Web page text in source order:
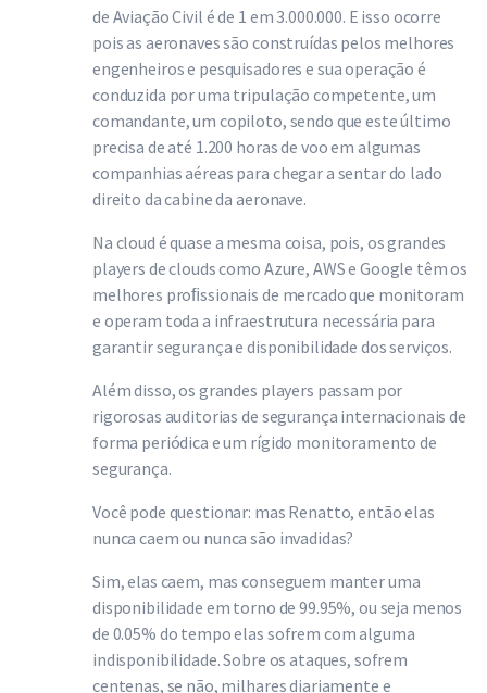
de Aviação Civil é de 1 em 3.000.000. E isso ocorre
pois as aeronaves são construídas pelos melhores
engenheiros e pesquisadores e sua operação é
conduzida por uma tripulação competente, um
comandante, um copiloto, sendo que este último
precisa de até 1.200 horas de voo em algumas
companhias aéreas para chegar a sentar do lado
direito da cabine da aeronave.
Na cloud é quase a mesma coisa, pois, os grandes
players de clouds como Azure, AWS e Google têm os
melhores proﬁssionais de mercado que monitoram
e operam toda a infraestrutura necessária para
garantir segurança e disponibilidade dos serviços.
Além disso, os grandes players passam por
rigorosas auditorias de segurança internacionais de
forma periódica e um rígido monitoramento de
segurança.
Você pode questionar: mas Renatto, então elas
nunca caem ou nunca são invadidas?
Sim, elas caem, mas conseguem manter uma
disponibilidade em torno de 99.95%, ou seja menos
de 0.05% do tempo elas sofrem com alguma
indisponibilidade. Sobre os ataques, sofrem
centenas, se não, milhares diariamente e